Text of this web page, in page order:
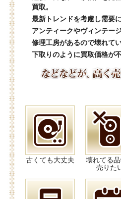
買取。
最新トレンドを考慮し需要
アンティークやヴィンテー
修理工房があるので壊れて
下取りのように買取価格が
古くても大丈夫
壊れてる
売りた